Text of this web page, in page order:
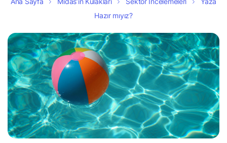
Hazır mıyız?